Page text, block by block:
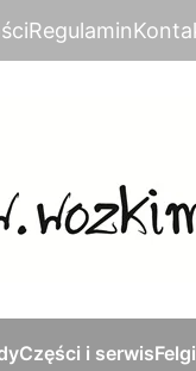
Regulamin
Części i serwisFelgi